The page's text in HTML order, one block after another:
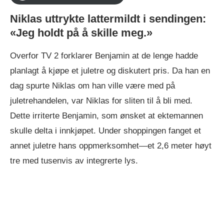
Niklas uttrykte lattermildt i sendingen:
«Jeg holdt på å skille meg.»
Overfor TV 2 forklarer Benjamin at de lenge hadde
planlagt å kjøpe et juletre og diskutert pris. Da han en
dag spurte Niklas om han ville være med på
juletrehandelen, var Niklas for sliten til å bli med.
Dette irriterte Benjamin, som ønsket at ektemannen
skulle delta i innkjøpet. Under shoppingen fanget et
annet juletre hans oppmerksomhet—et 2,6 meter høyt
tre med tusenvis av integrerte lys.